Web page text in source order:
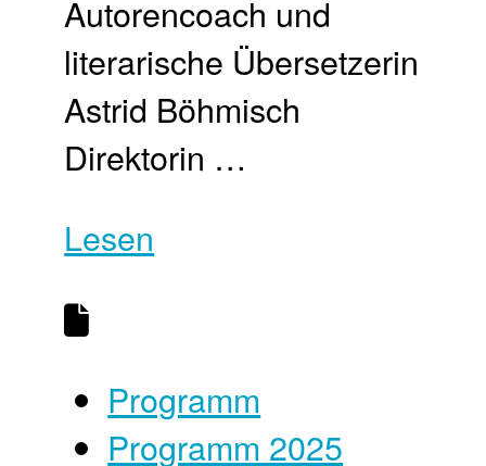
Autorencoach und
literarische Übersetzerin
Astrid Böhmisch
Direktorin …
Lesen
Programm
Programm 2025